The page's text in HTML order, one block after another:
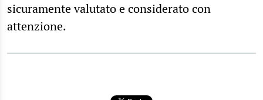
sicuramente valutato e considerato con
attenzione.